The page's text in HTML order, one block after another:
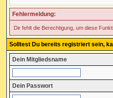
Fehlermeldung:
Dir fehlt die Berechtigung, um diese
Solltest Du bereits registriert sein,
Dein Mitgliedsname
Dein Passwort